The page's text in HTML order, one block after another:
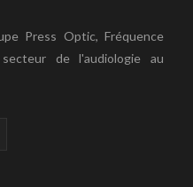
Press Optic, Fréquence
de l'audiologie au